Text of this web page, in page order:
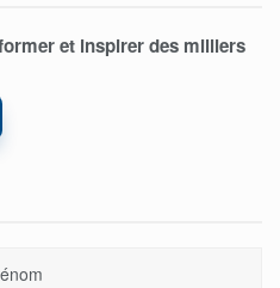
et inspirer des milliers